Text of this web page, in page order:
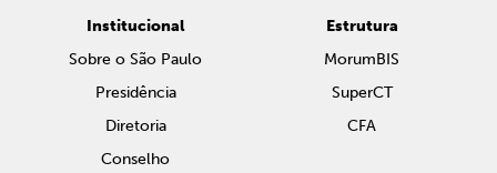
Institucional
Sobre o São Paulo
Presidência
Diretoria
Conselho
Estrutura
MorumBIS
SuperCT
CFA